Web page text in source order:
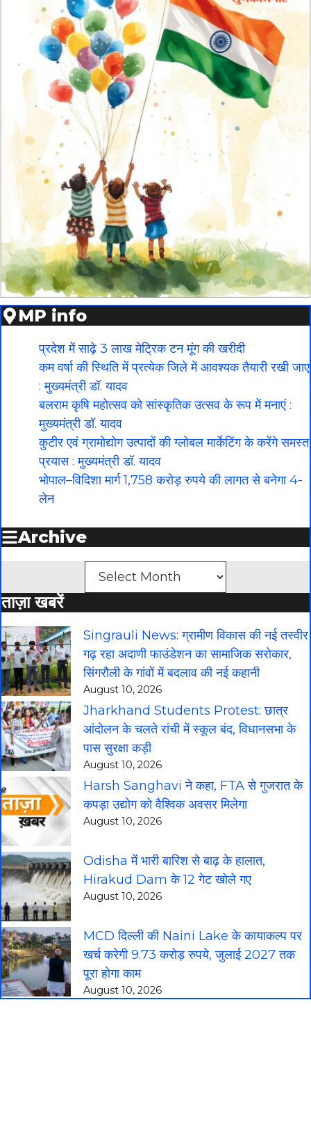
MP info
प्रदेश में साढ़े 3 लाख मेट्रिक टन मूंग की खरीदी
कम वर्षा की स्थिति में प्रत्येक जिले में आवश्यक तैयारी रखी जाए
: मुख्यमंत्री डॉ. यादव
बलराम कृषि महोत्सव को सांस्कृतिक उत्सव के रूप में मनाएं :
मुख्यमंत्री डॉ. यादव
कुटीर एवं ग्रामोद्योग उत्पादों की ग्लोबल मार्केटिंग के करेंगे समस्त
प्रयास : मुख्यमंत्री डॉ. यादव
भोपाल–विदिशा मार्ग 1,758 करोड़ रुपये की लागत से बनेगा 4-
लेन
Archive
ताज़ा खबरें
Singrauli News: ग्रामीण विकास की नई तस्वीर
गढ़ रहा अदाणी फाउंडेशन का सामाजिक सरोकार,
सिंगरौली के गांवों में बदलाव की नई कहानी
August 10, 2026
Jharkhand Students Protest: छात्र
आंदोलन के चलते रांची में स्कूल बंद, विधानसभा के
पास सुरक्षा कड़ी
August 10, 2026
Harsh Sanghavi ने कहा, FTA से गुजरात के
कपड़ा उद्योग को वैश्विक अवसर मिलेगा
August 10, 2026
Odisha में भारी बारिश से बाढ़ के हालात,
Hirakud Dam के 12 गेट खोले गए
August 10, 2026
MCD दिल्ली की Naini Lake के कायाकल्प पर
खर्च करेगी 9.73 करोड़ रुपये, जुलाई 2027 तक
पूरा होगा काम
August 10, 2026